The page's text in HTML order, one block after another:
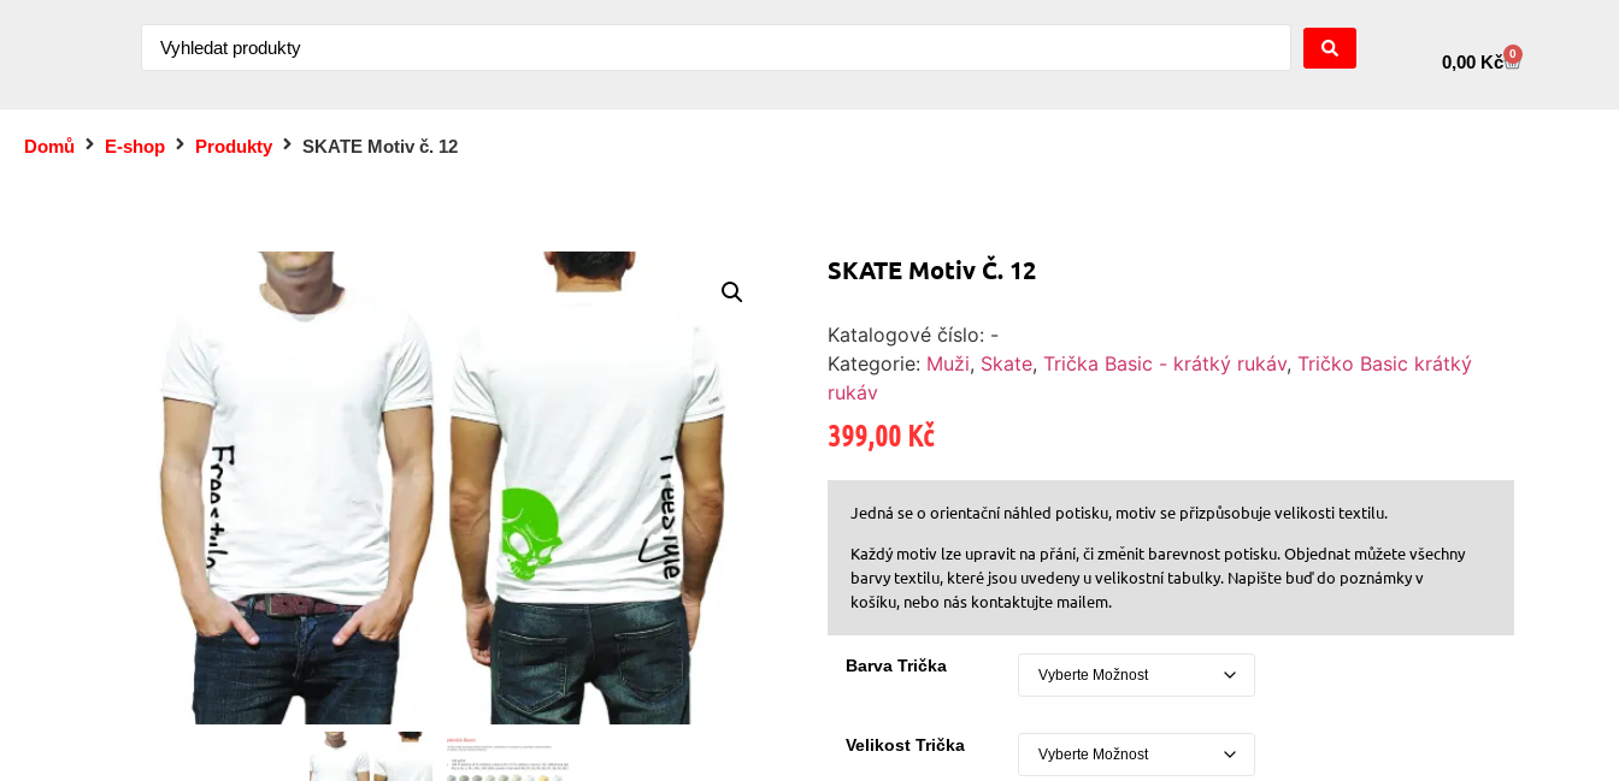
0,00 Kč 0
Domů E-shop Produkty SKATE Motiv č. 12
SKATE Motiv Č. 12
Katalogové číslo: -
Kategorie: Muži, Skate, Trička Basic - krátký rukáv, Tričko Basic krátký
rukáv
399,00 Kč
Jedná se o orientační náhled potisku, motiv se přizpůsobuje velikosti textilu.
Každý motiv lze upravit na přání, či změnit barevnost potisku. Objednat můžete všechny
barvy textilu, které jsou uvedeny u velikostní tabulky. Napište buď do poznámky v
košíku, nebo nás kontaktujte mailem.
Barva Trička
Velikost Trička